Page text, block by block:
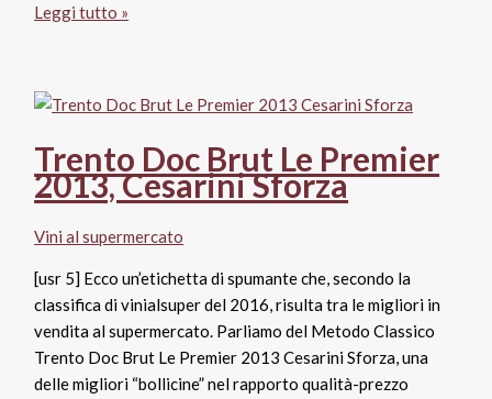
Muller
Venezie
frizzante
Von
Steeiger,
Cantine
Bolzano
Leggi tutto »
Trento Doc Brut Le Premier
2013, Cesarini Sforza
Vini al supermercato
[usr 5] Ecco un’etichetta di spumante che, secondo la
classifica di vinialsuper del 2016, risulta tra le migliori in
vendita al supermercato. Parliamo del Metodo Classico
Trento Doc Brut Le Premier 2013 Cesarini Sforza, una
delle migliori “bollicine” nel rapporto qualità-prezzo